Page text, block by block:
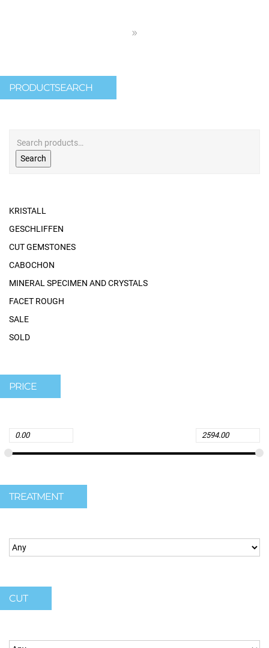
PRODUCTSEARCH
Search
KRISTALL
GESCHLIFFEN
CUT GEMSTONES
CABOCHON
MINERAL SPECIMEN AND CRYSTALS
FACET ROUGH
SALE
SOLD
PRICE
TREATMENT
CUT